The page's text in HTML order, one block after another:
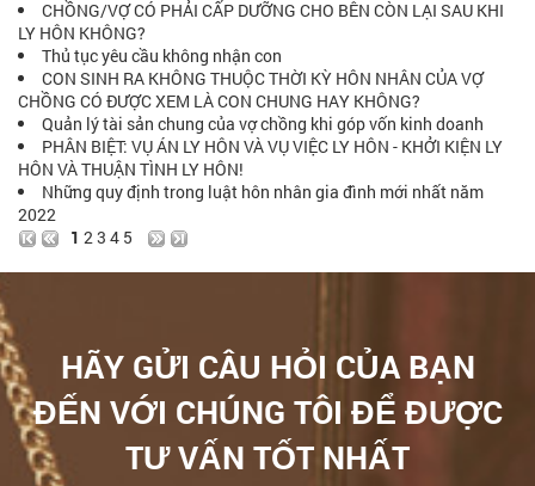
CHỒNG/VỢ CÓ PHẢI CẤP DƯỠNG CHO BÊN CÒN LẠI SAU KHI
LY HÔN KHÔNG?
Thủ tục yêu cầu không nhận con
CON SINH RA KHÔNG THUỘC THỜI KỲ HÔN NHÂN CỦA VỢ
CHỒNG CÓ ĐƯỢC XEM LÀ CON CHUNG HAY KHÔNG?
Quản lý tài sản chung của vợ chồng khi góp vốn kinh doanh
PHÂN BIỆT: VỤ ÁN LY HÔN VÀ VỤ VIỆC LY HÔN - KHỞI KIỆN LY
HÔN VÀ THUẬN TÌNH LY HÔN!
Những quy định trong luật hôn nhân gia đình mới nhất năm
2022
1 23 4 5
HÃY GỬI CÂU HỎI CỦA BẠN
ĐẾN VỚI CHÚNG TÔI ĐỂ ĐƯỢC
TƯ VẤN TỐT NHẤT